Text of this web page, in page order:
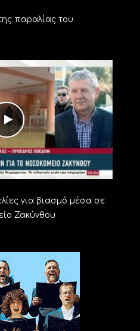
παραλίας του
για βιασμό μέσα σε
Ζακύνθου